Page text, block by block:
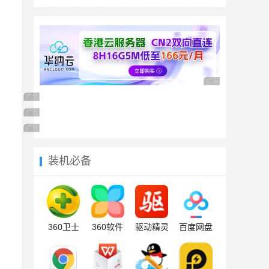
广告 商业广告，理性
广告 商业广告，理性选择
广告 商业广告，理性选择
广告 商业广告，理性选择
装机必备
360卫士 360软件 驱动精灵 百度网盘